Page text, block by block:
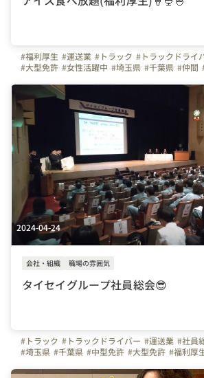
#福利厚生 #運送業 #トラック #トラックドライ
#大型免許 #女性活躍中 #埼玉県 #千葉県 #仲間
#株式会社東京タイセイ
2024-04-24
会社・組織 職場の雰囲気
タイセイグループ社員総会😎
#トラック #トラックドライバー #運送業 #社員
#埼玉県 #千葉県 #中型免許 #大型免許 #福利厚